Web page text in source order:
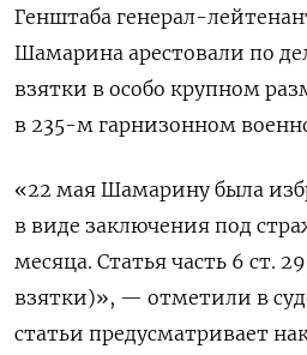
Генштаба генерал-
Шамарина арестовали по
взятки в особо крупном
в 235-м гарнизонном
«22 мая Шамарину была
в виде заключения под
месяца. Статья часть 6 ст.
взятки)», — отметили в
статьи предусматривает